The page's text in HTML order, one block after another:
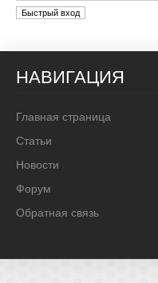
НАВИГАЦИЯ
Главная страница
Статьи
Новости
Форум
Обратная связь